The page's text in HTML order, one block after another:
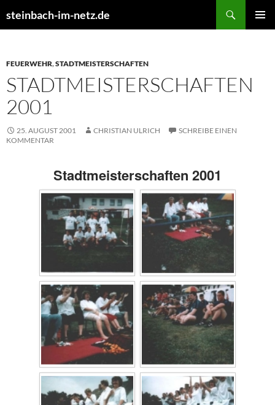
steinbach-im-netz.de
FEUERWEHR,STADTMEISTERSCHAFTEN
STADTMEISTERSCHAFTEN
2001
25. AUGUST 2001 CHRISTIAN ULRICH
SCHREIBE EINEN
KOMMENTAR
Stadtmeisterschaften 2001